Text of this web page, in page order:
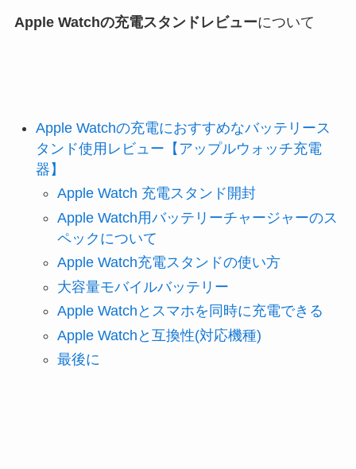
Apple Watchの充電スタンドレビューについて
Apple Watchの充電におすすめなバッテリース
タンド使用レビュー【アップルウォッチ充電
器】
Apple Watch 充電スタンド開封
Apple Watch用バッテリーチャージャーのス
ペックについて
Apple Watch充電スタンドの使い方
大容量モバイルバッテリー
Apple Watchとスマホを同時に充電できる
Apple Watchと互換性(対応機種)
最後に